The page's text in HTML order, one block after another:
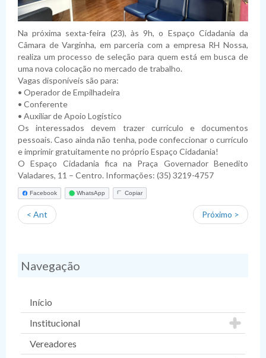
Lista de Terceirizados
Concursos Públicos
Inexigibilidade
Atas de Adesão
Obras
Fornecedores Sancionados
Relatórios da LRF
Execução Extraorçamentária
Plano Anual de Contratações
Plano Estratégico Institucional
Relatório de Gestão e Atividades
Políticas de Gestão e Governança
Lei de Acesso à Informação
Sistema de Informação ao Cidadão - SIC
Perguntas Frequentes
Acessibilidade
Lei Geral de Proteção de Dados Pessoais
Sobre a LGPD
Política de Privacidade
Na próxima sexta-feira (23), às 9h, o Espaço Cidadania da
Câmara de Varginha, em parceria com a empresa RH Nossa,
realiza um processo de seleção para quem está em busca de
uma nova colocação no mercado de trabalho.
Vagas disponíveis são para:
• Operador de Empilhadeira
• Conferente
• Auxiliar de Apoio Logístico
Os interessados devem trazer currículo e documentos
pessoais. Caso ainda não tenha, pode confeccionar o currículo
e imprimir gratuitamente no próprio Espaço Cidadania!
O Espaço Cidadania fica na Praça Governador Benedito
Valadares, 11 – Centro. Informações: (35) 3219-4757
Facebook WhatsApp Copiar
< Ant Próximo >
Navegação
Início
Institucional
Vereadores